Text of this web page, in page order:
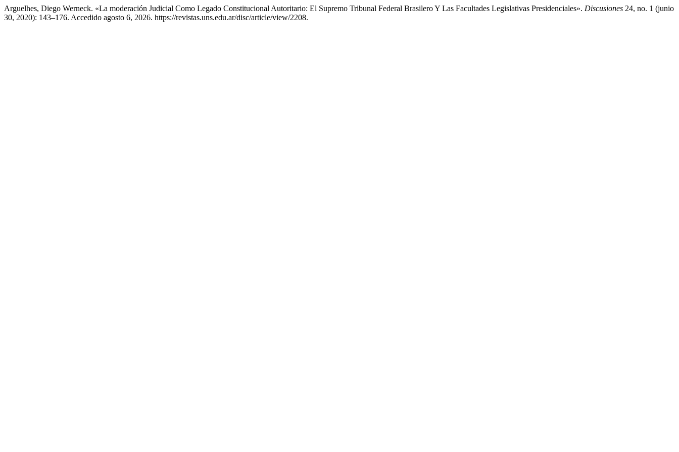
Arguelhes, Diego Werneck. «La moderación Judicial Como Legado Constitucional Autoritario: El Supremo Tribunal Federal Brasilero Y Las Facultades Legislativas Presidenciales». Discusiones 24, no. 1 (junio
30, 2020): 143–176. Accedido agosto 6, 2026. https://revistas.uns.edu.ar/disc/article/view/2208.